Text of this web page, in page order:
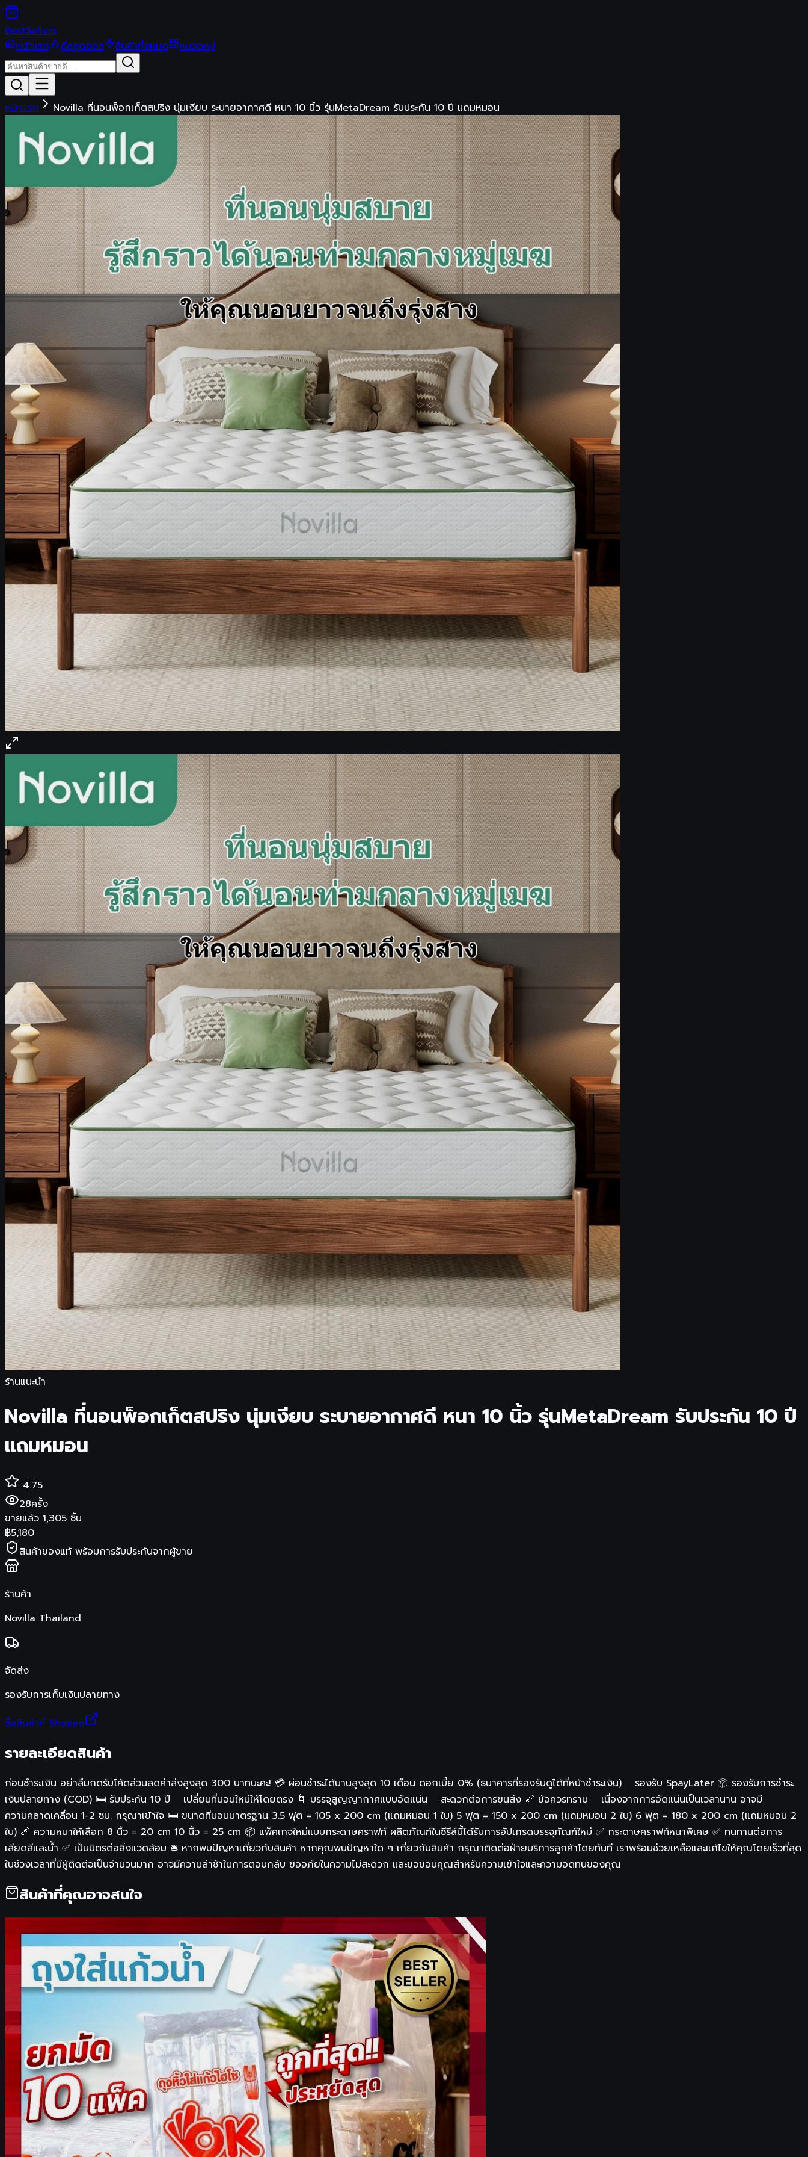
BestSellers
หน้าแรก
ดีลสุดฮอต สินค้าทั้งหมด หมวดหมู่
หน้าแรก Novilla ที่นอนพ็อกเก็ตสปริง นุ่มเงียบ ระบายอากาศดี หนา 10 นิ้ว รุ่นMetaDream รับประกัน 10 ปี แถมหมอน
ร้านแนะนำ
Novilla ที่นอนพ็อกเก็ตสปริง นุ่มเงียบ ระบายอากาศดี หนา 10 นิ้ว รุ่นMetaDream รับประกัน 10 ปี
แถมหมอน
4.75
28ครั้ง
ขายแล้ว 1,305 ชิ้น
฿5,180
สินค้าของแท้ พร้อมการรับประกันจากผู้ขาย
ร้านค้า
Novilla Thailand
จัดส่ง
รองรับการเก็บเงินปลายทาง
ซื้อสินค้าที่ Shopee
รายละเอียดสินค้า
ก่อนชำระเงิน อย่าลืมกดรับโค้ดส่วนลดค่าส่งสูงสุด 300 บาทนะคะ! 💳 ผ่อนชำระได้นานสูงสุด 10 เดือน ดอกเบี้ย 0% (ธนาคารที่รองรับดูได้ที่หน้าชำระเงิน) รองรับ SpayLater 📦 รองรับการชำระ
เงินปลายทาง (COD) 🛏️ รับประกัน 10 ปี เปลี่ยนที่นอนใหม่ให้โดยตรง 🌀 บรรจุสูญญากาศแบบอัดแน่น สะดวกต่อการขนส่ง 📏 ข้อควรทราบ เนื่องจากการอัดแน่นเป็นเวลานาน อาจมี
ความคลาดเคลื่อน 1-2 ซม. กรุณาเข้าใจ 🛏️ ขนาดที่นอนมาตรฐาน 3.5 ฟุต = 105 x 200 cm (แถมหมอน 1 ใบ) 5 ฟุต = 150 x 200 cm (แถมหมอน 2 ใบ) 6 ฟุต = 180 x 200 cm (แถมหมอน 2
ใบ) 📏 ความหนาให้เลือก 8 นิ้ว = 20 cm 10 นิ้ว = 25 cm 📦 แพ็คเกจใหม่แบบกระดาษคราฟท์ ผลิตภัณฑ์ในซีรีส์นี้ได้รับการอัปเกรดบรรจุภัณฑ์ใหม่ ✅ กระดาษคราฟท์หนาพิเศษ ✅ ทนทานต่อการ
เสียดสีและน้ำ ✅ เป็นมิตรต่อสิ่งแวดล้อม 🛎️ หากพบปัญหาเกี่ยวกับสินค้า หากคุณพบปัญหาใด ๆ เกี่ยวกับสินค้า กรุณาติดต่อฝ่ายบริการลูกค้าโดยทันที เราพร้อมช่วยเหลือและแก้ไขให้คุณโดยเร็วที่สุด
ในช่วงเวลาที่มีผู้ติดต่อเป็นจำนวนมาก อาจมีความล่าช้าในการตอบกลับ ขออภัยในความไม่สะดวก และขอขอบคุณสำหรับความเข้าใจและความอดทนของคุณ
สินค้าที่คุณอาจสนใจ